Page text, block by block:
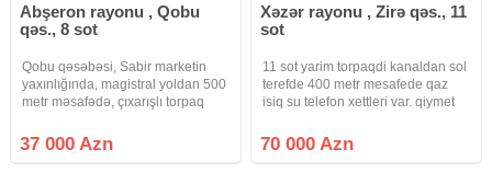
Abşeron rayonu , Qobu
qəs., 8 sot
Qobu qəsəbəsi, Sabir marketin
yaxınlığında, magistral yoldan 500
metr məsafədə, çıxarışlı torpaq
daimidir. Real alıcıynan qiymət
razılaşmaq olacaq.
37 000 Azn
Xəzər rayonu , Zirə qəs., 11
sot
11 sot yarim torpaqdi kanaldan sol
terefde 400 metr mesafede qaz
isiq su telefon xettleri var. qiymet
70 000 Azn